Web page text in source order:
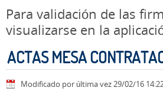
Para validación de las
visualizarse en la
ACTAS MESA
Modificado por última vez 29/02/16